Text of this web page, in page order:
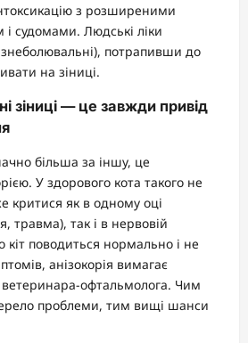
з розширеними
судомами. Людські ліки
потрапивши до
на зіниці.
зіниці — це завжди привід
більша за іншу, це
У здорового кота такого не
критися як в одному оці
травма), так і в нервовій
кіт поводиться нормально і не
анізокорія вимагає
ветеринара-офтальмолога. Чим
проблеми, тим вищі шанси